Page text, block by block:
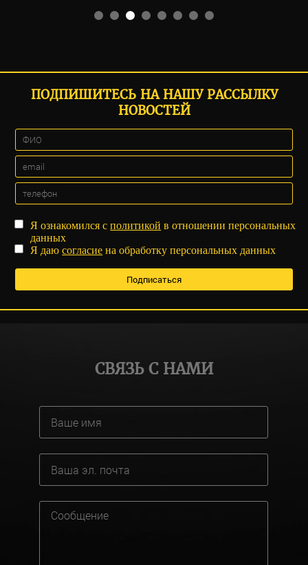
ПОДПИШИТЕСЬ НА НАШУ РАССЫЛКУ
НОВОСТЕЙ
Я ознакомился сполитикой в отношении персональных
данных
Я даюсогласие на обработку персональных данных
СВЯЗЬ С НАМИ